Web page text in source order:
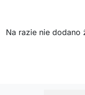
Na razie nie dodano